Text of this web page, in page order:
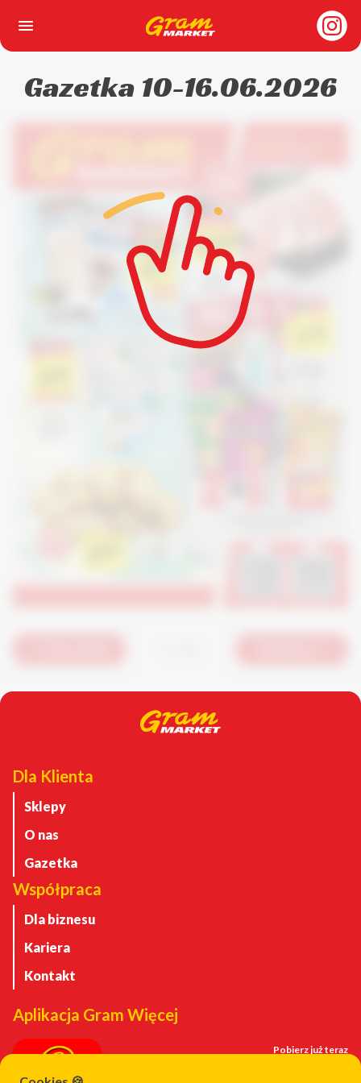
Sklepy
Kariera
Dla biznesu
Kontakt
Gazetka 10-16.06.2026
Dla Klienta
Sklepy
O nas
Gazetka
Współpraca
Dla biznesu
Kariera
Kontakt
Aplikacja Gram Więcej
Pobierz już teraz